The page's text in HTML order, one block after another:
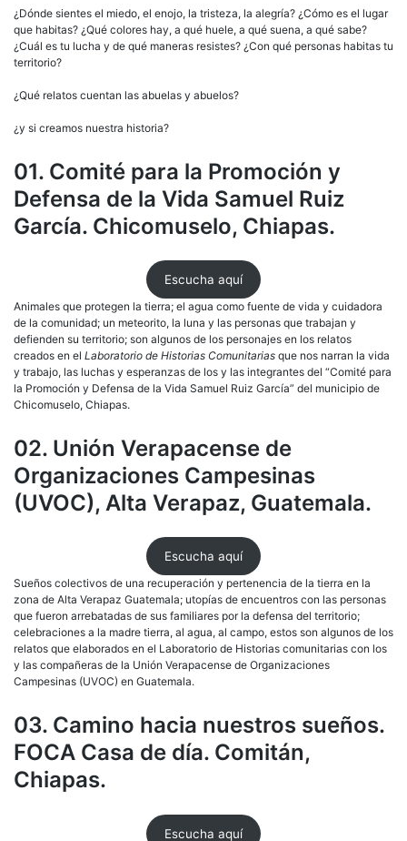
¿Dónde sientes el miedo, el enojo, la tristeza, la alegría? ¿Cómo es el lugar
que habitas? ¿Qué colores hay, a qué huele, a qué suena, a qué sabe?
¿Cuál es tu lucha y de qué maneras resistes? ¿Con qué personas habitas tu
territorio?
¿Qué relatos cuentan las abuelas y abuelos?
¿y si creamos nuestra historia?
01. Comité para la Promoción y
Defensa de la Vida Samuel Ruiz
García. Chicomuselo, Chiapas.
Escucha aquí
Animales que protegen la tierra; el agua como fuente de vida y cuidadora
de la comunidad; un meteorito, la luna y las personas que trabajan y
defienden su territorio; son algunos de los personajes en los relatos
creados en el Laboratorio de Historias Comunitarias que nos narran la vida
y trabajo, las luchas y esperanzas de los y las integrantes del “Comité para
la Promoción y Defensa de la Vida Samuel Ruiz García” del municipio de
Chicomuselo, Chiapas.
02. Unión Verapacense de
Organizaciones Campesinas
(UVOC), Alta Verapaz, Guatemala.
Escucha aquí
Sueños colectivos de una recuperación y pertenencia de la tierra en la
zona de Alta Verapaz Guatemala; utopías de encuentros con las personas
que fueron arrebatadas de sus familiares por la defensa del territorio;
celebraciones a la madre tierra, al agua, al campo, estos son algunos de los
relatos que elaborados en el Laboratorio de Historias comunitarias con los
y las compañeras de la Unión Verapacense de Organizaciones
Campesinas (UVOC) en Guatemala.
03. Camino hacia nuestros sueños.
FOCA Casa de día. Comitán,
Chiapas.
Escucha aquí